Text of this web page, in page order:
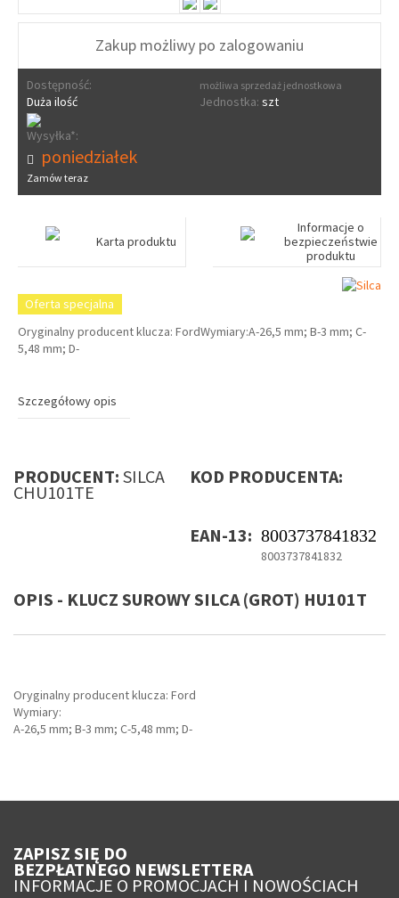
Zakup możliwy po zalogowaniu
Dostępność:
Duża ilość
możliwa sprzedaż jednostkowa
Jednostka: szt
Wysyłka*:
poniedziałek
Zamów teraz
Karta produktu
Informacje o
bezpieczeństwie
produktu
Oferta specjalna
Oryginalny producent klucza: FordWymiary:A-26,5 mm; B-3 mm; C-
5,48 mm; D-
Szczegółowy opis
PRODUCENT: SILCA KOD PRODUCENTA:
CHU101TE
EAN-13: 8003737841832
8003737841832
OPIS - KLUCZ SUROWY SILCA (GROT) HU101T
Oryginalny producent klucza: Ford
Wymiary:
A-26,5 mm; B-3 mm; C-5,48 mm; D-
ZAPISZ SIĘ DO
BEZPŁATNEGO NEWSLETTERA
INFORMACJE O PROMOCJACH I NOWOŚCIACH